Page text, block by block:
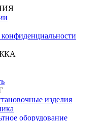
изделия
оборудование